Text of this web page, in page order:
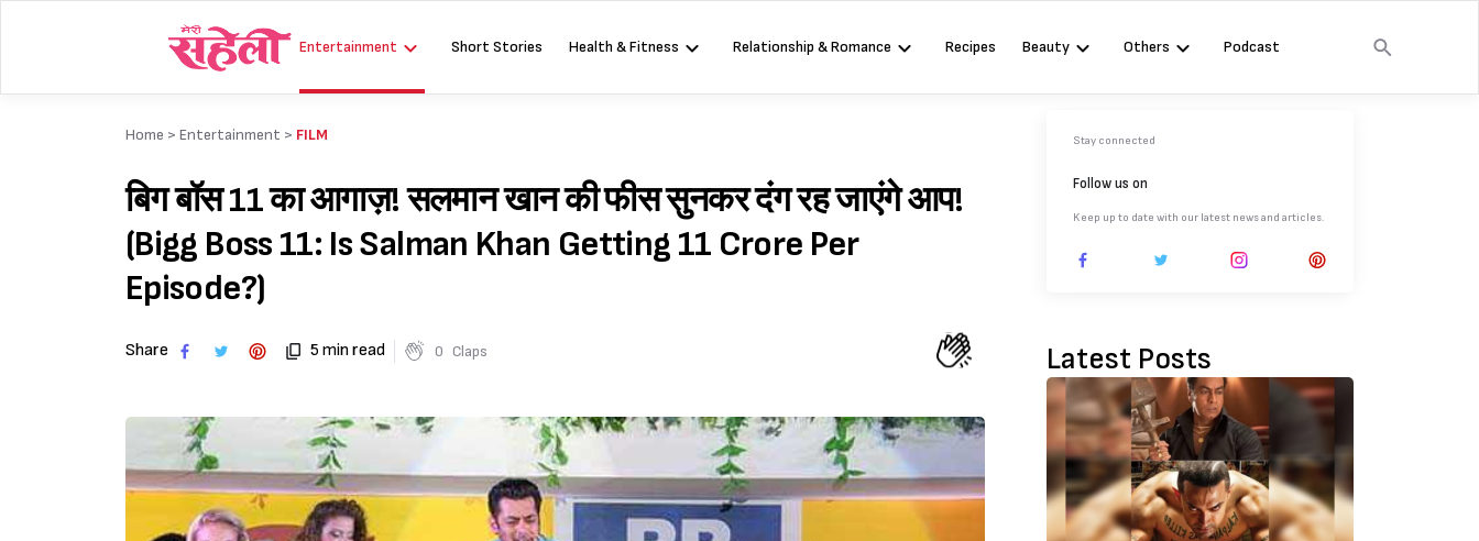
Entertainment Short Stories Health & Fitness Relationship & Romance Recipes Beauty Others Podcast
Home > Entertainment > FILM
बिग बॉस 11 का आगाज़! सलमान खान की फीस सुनकर दंग रह जाएंगे आप!
(Bigg Boss 11: Is Salman Khan Getting 11 Crore Per
Episode?)
Share 5 min read 0 Claps
Stay connected
Follow us on
Keep up to date with our latest news and articles.
Latest Posts